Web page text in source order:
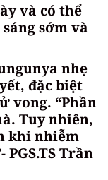
và có thể
sớm và
nhẹ
đặc biệt
vong. “Phần
Tuy nhiên,
khi nhiễm
Trần